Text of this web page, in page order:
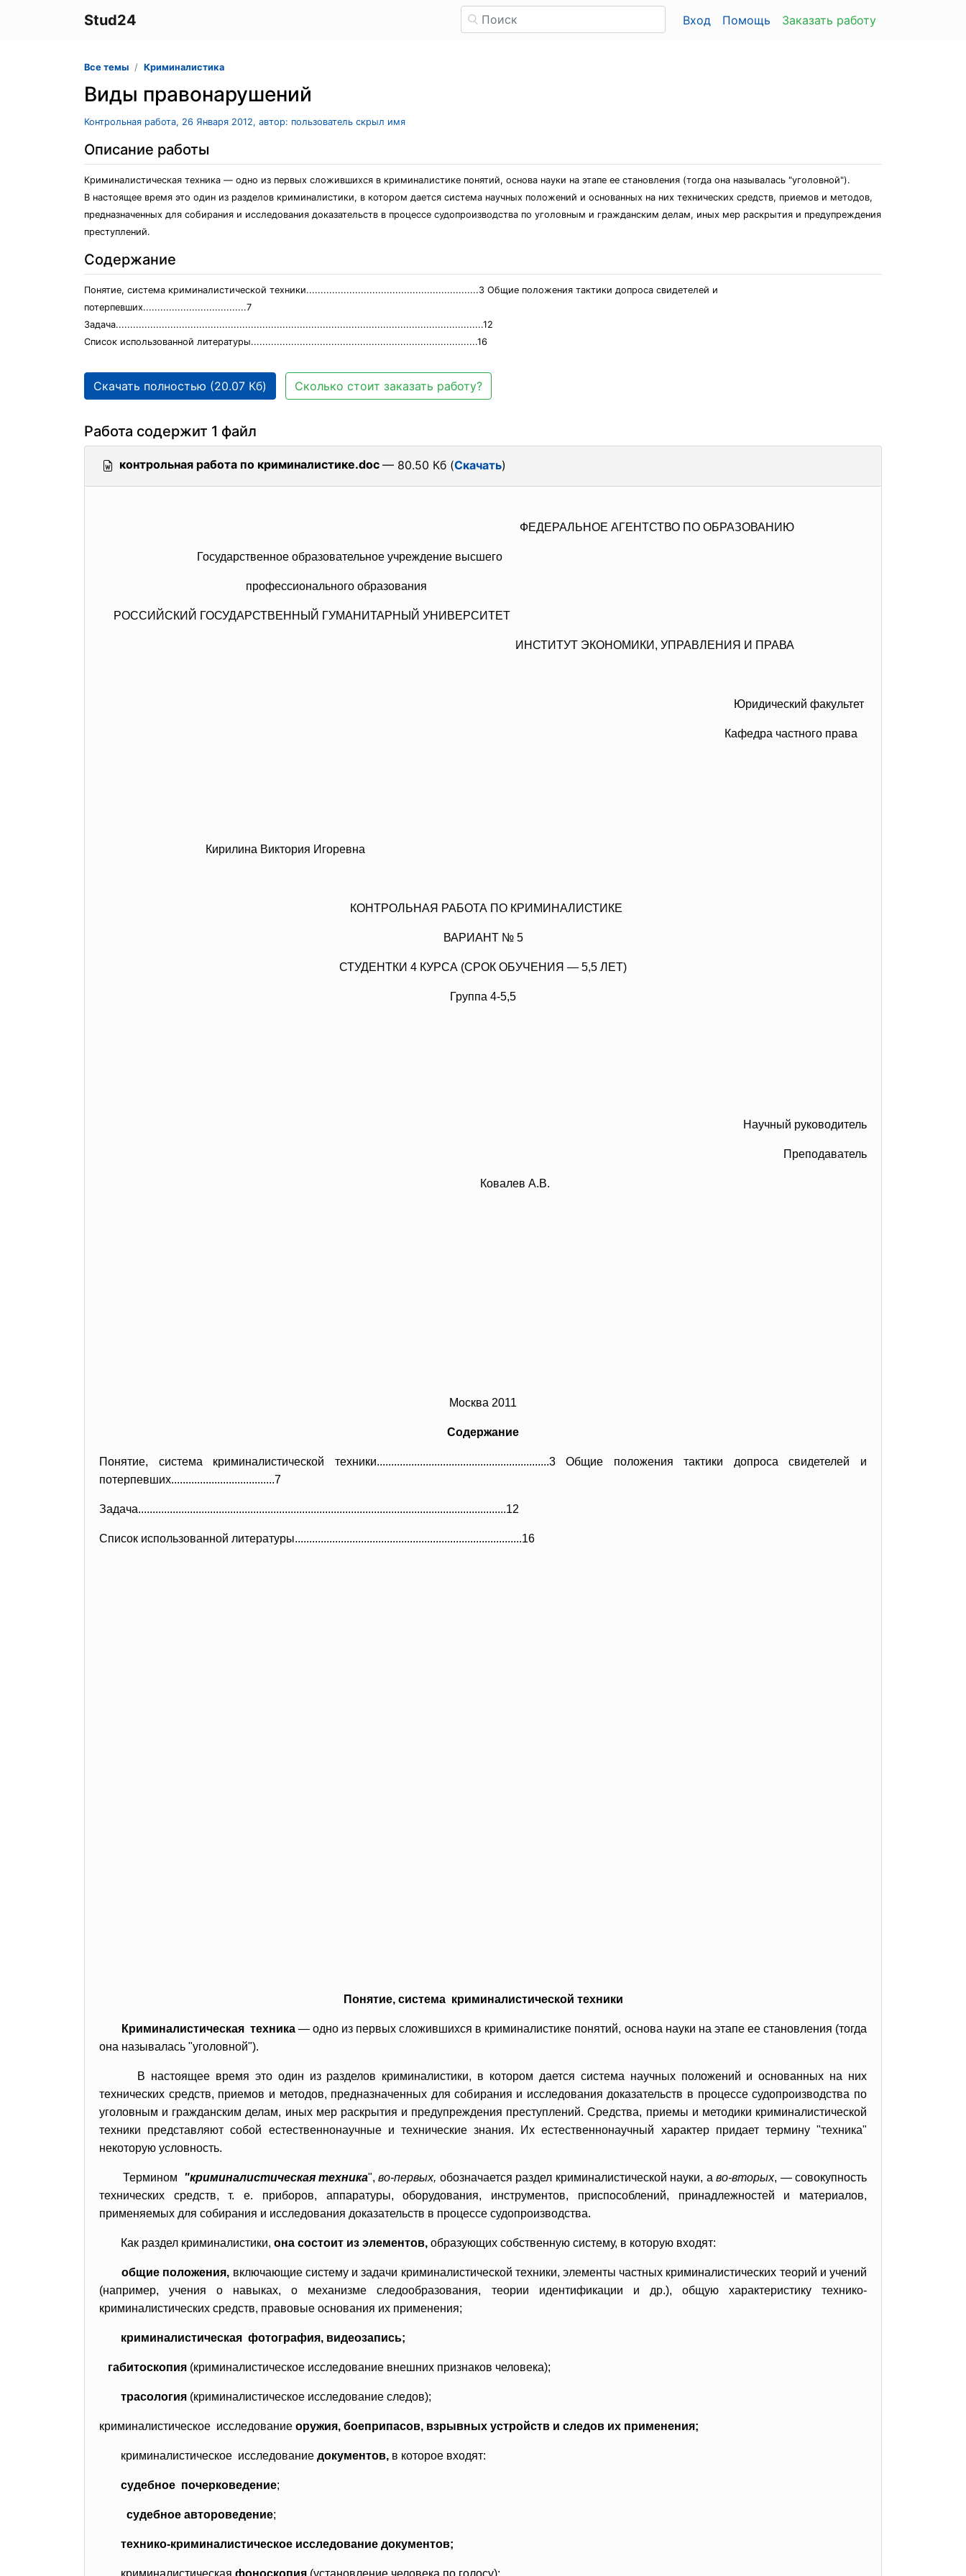
Stud24 Вход Помощь Заказать работу
Все темы Криминалистика
Виды правонарушений
Контрольная работа, 26 Января 2012, автор: пользователь скрыл имя
Описание работы
Криминалистическая техника — одно из первых сложившихся в криминалистике понятий, основа науки на этапе ее становления (тогда она называлась "уголовной").
В настоящее время это один из разделов криминалистики, в котором дается система научных положений и основанных на них технических средств, приемов и методов,
предназначенных для собирания и исследования доказательств в процессе судопроизводства по уголовным и гражданским делам, иных мер раскрытия и предупреждения
преступлений.
Содержание
Понятие, система криминалистической техники............................................................3 Общие положения тактики допроса свидетелей и
потерпевших....................................7
Задача................................................................................................................................12
Список использованной литературы...............................................................................16
Скачать полностью (20.07 Кб) Сколько стоит заказать работу?
Работа содержит 1 файл
контрольная работа по криминалистике.doc — 80.50 Кб (Скачать)
ФЕДЕРАЛЬНОЕ АГЕНТСТВО ПО ОБРАЗОВАНИЮ
Государственное образовательное учреждение высшего
профессионального образования
РОССИЙСКИЙ ГОСУДАРСТВЕННЫЙ ГУМАНИТАРНЫЙ УНИВЕРСИТЕТ
ИНСТИТУТ ЭКОНОМИКИ, УПРАВЛЕНИЯ И ПРАВА
Юридический факультет
Кафедра частного права
Кирилина Виктория Игоревна
КОНТРОЛЬНАЯ РАБОТА ПО КРИМИНАЛИСТИКЕ
ВАРИАНТ № 5
СТУДЕНТКИ 4 КУРСА (СРОК ОБУЧЕНИЯ — 5,5 ЛЕТ)
Группа 4-5,5
Научный руководитель
Преподаватель
Ковалев А.В.
Москва 2011
Содержание
Понятие, система криминалистической техники............................................................3 Общие положения тактики допроса свидетелей и
потерпевших....................................7
Задача................................................................................................................................12
Список использованной литературы...............................................................................16
Понятие, система криминалистической техники
Криминалистическая техника— одно из первых сложившихся в криминалистике понятий, основа науки на этапе ее становления (тогда
она называлась "уголовной").
В настоящее время это один из разделов криминалистики, в котором дается система научных положений и основанных на них
технических средств, приемов и методов, предназначенных для собирания и исследования доказательств в процессе судопроизводства по
уголовным и гражданским делам, иных мер раскрытия и предупреждения преступлений. Средства, приемы и методики криминалистической
техники представляют собой естественнонаучные и технические знания. Их естественнонаучный характер придает термину "техника"
некоторую условность.
Термином "криминалистическая техника",во-первых, обозначается раздел криминалистической науки, аво-вторых, — совокупность
технических средств, т. е. приборов, аппаратуры, оборудования, инструментов, приспособлений, принадлежностей и материалов,
применяемых для собирания и исследования доказательств в процессе судопроизводства.
Как раздел криминалистики, она состоит из элементов, образующих собственную систему, в которую входят:
общие положения, включающие систему и задачи криминалистической техники, элементы частных криминалистических теорий и учений
(например, учения о навыках, о механизме следообразования, теории идентификации и др.), общую характеристику технико-
криминалистических средств, правовые основания их применения;
криминалистическая фотография, видеозапись;
габитоскопия (криминалистическое исследование внешних признаков человека);
трасология (криминалистическое исследование следов);
криминалистическое исследование оружия, боеприпасов, взрывных устройств и следов их применения;
криминалистическое исследование документов, в которое входят:
судебное почерковедение;
судебное автороведение;
технико-криминалистическое исследование документов;
криминалистическая фоноскопия (установление человека по голосу);